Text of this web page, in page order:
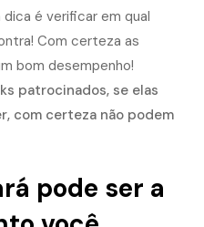
é verificar em qual
Com certeza as
bom desempenho!
patrocinados, se elas
com certeza não podem
pode ser a